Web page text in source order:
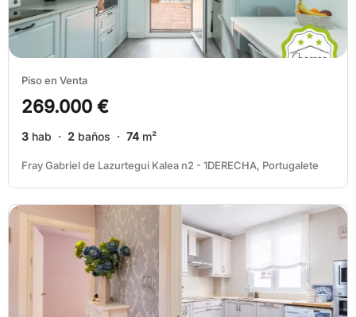
Piso en Venta
269.000 €
3 hab · 2 baños · 74 m²
Fray Gabriel de Lazurtegui Kalea n2 - 1DERECHA, Portugalete